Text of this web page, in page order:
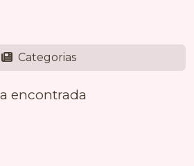
Categorias
encontrada